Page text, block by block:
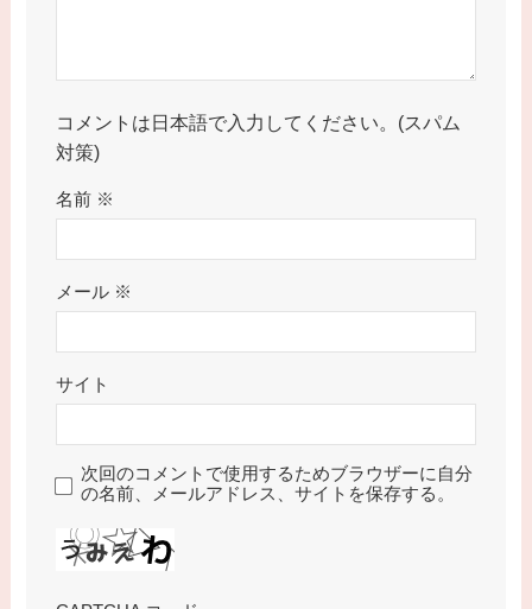
コメントは日本語で入力してください。(スパム
対策)
名前 ※
メール ※
サイト
次回のコメントで使用するためブラウザーに自分
の名前、メールアドレス、サイトを保存する。